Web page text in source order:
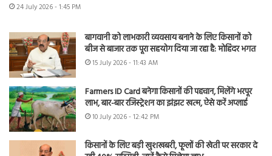
24 July 2026 - 1:45 PM
बागवानी को लाभकारी व्यवसाय बनाने के लिए किसानों को
बीज से बाजार तक पूरा सहयोग दिया जा रहा है: मोहिंदर भगत
15 July 2026 - 11:43 AM
Farmers ID Card बनेगा किसानों की पहचान, मिलेंगे भरपूर
लाभ, बार-बार रजिस्ट्रेशन का झंझट खत्म, ऐसे करें अप्लाई
10 July 2026 - 12:42 PM
किसानों के लिए बड़ी खुशखबरी, फूलों की खेती पर सरकार दे